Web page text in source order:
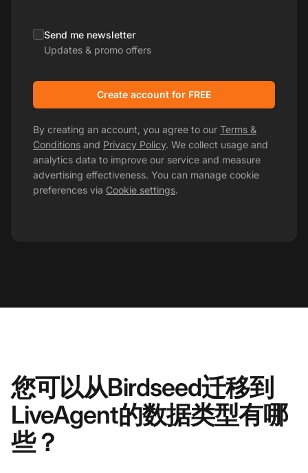
Send me newsletter
Updates & promo offers
Create account for FREE
By creating an account, you agree to our Terms &
Conditions and Privacy Policy. We collect usage and
analytics data to improve our service and measure
advertising effectiveness. You can manage cookie
preferences via Cookie settings.
您可以从Birdseed迁移到
LiveAgent的数据类型有哪
些？